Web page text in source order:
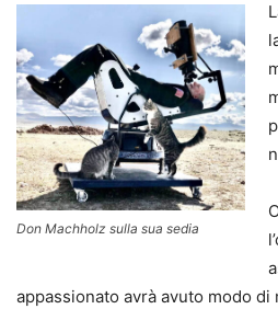
Don Machholz sulla sua sedia
appassionato avrà avuto modo di